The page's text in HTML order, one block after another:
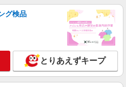
グ検品
とりあえずキープ